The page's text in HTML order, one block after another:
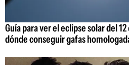
Guía para ver el eclipse solar del
dónde conseguir gafas